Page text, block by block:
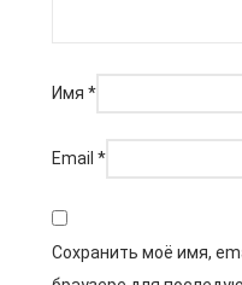
Имя *
Email *
Сохранить моё имя,